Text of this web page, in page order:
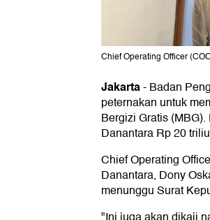
Chief Operating Officer
Jakarta-Badan
peternakan untuk
Bergizi Gratis
Danantara Rp 20
Chief Operating
Danantara, Dony
menunggu Surat